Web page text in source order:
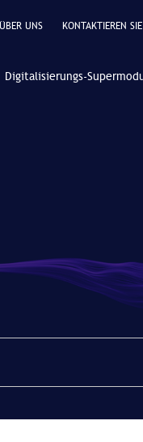
ÜBER UNS KONTAKTIEREN
Digitalisierungs-